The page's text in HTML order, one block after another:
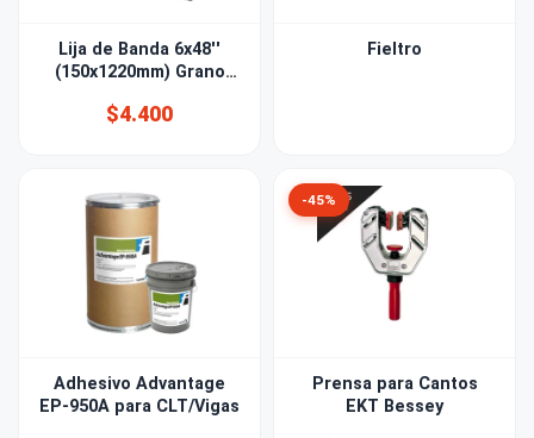
Lija de Banda 6x48''
(150x1220mm) Grano
$4.400
Fieltro
Adhesivo Advantage
EP-950A para CLT/Vigas
-45%
Prensa para Cantos
EKT Bessey